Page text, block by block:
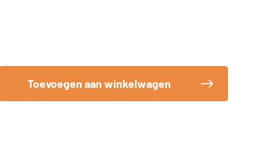
Toevoegen aan winkelwagen